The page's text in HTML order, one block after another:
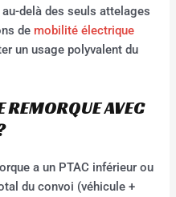
delà des seuls attelages
de mobilité électrique
un usage polyvalent du
REMORQUE AVEC
a un PTAC inférieur ou
du convoi (véhicule +